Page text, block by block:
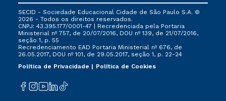
via FIES, Prouni e outros programas governamentais, e
não se acumula com nenhuma outra campanha
ofertada pela Instituição.
SECID - Sociedade Educacional Cidade de São Paulo S.A. ©
2026 - Todos os direitos reservados.
CNPJ: 43.395.177/0001-47 | Recredenciada pela Portaria
Ministerial nº 757, de 20/07/2016, DOU nº 139, de 21/07/2016,
seção 1, p. 55
Recredenciamento EAD Portaria Ministerial nº 676, de
26.05.2017, DOU nº 101, de 29.05.2017, seção 1, p. 22-24
Política de Privacidade
Política de Cookies